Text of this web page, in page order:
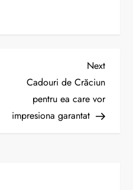
Next
Post
Next
Cadouri de Crăciun
pentru ea care vor
impresiona garantat